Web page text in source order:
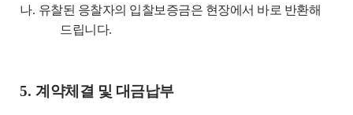
나. 유찰된 응찰자의 입찰보증금은 현장에서 바로 반환해
드립니다.
5. 계약체결 및 대금납부